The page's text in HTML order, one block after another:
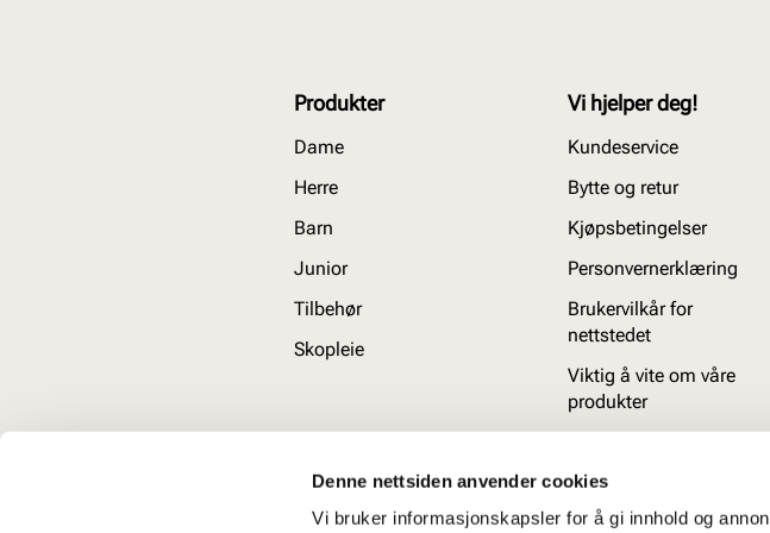
Denne nettsiden anvender cookies
Vi bruker informasjonskapsler for å gi innhold og
Produkter
Dame
Herre
Barn
Junior
Tilbehør
Skopleie
Vi hjelper deg!
Kundeservice
Bytte og retur
Kjøpsbetingelser
Personvernerklæring
Brukervilkår for
nettstedet
Viktig å vite om våre
produkter